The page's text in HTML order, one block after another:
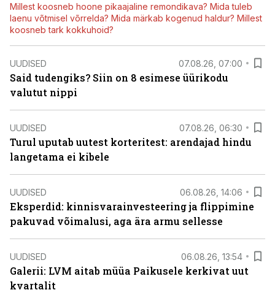
Millest koosneb hoone pikaajaline remondikava? Mida tuleb
laenu võtmisel võrrelda? Mida märkab kogenud haldur? Millest
koosneb tark kokkuhoid?
UUDISED 07.08.26, 07:00
Said tudengiks? Siin on 8 esimese üürikodu
valutut nippi
UUDISED 07.08.26, 06:30
Turul uputab uutest korteritest: arendajad hindu
langetama ei kibele
UUDISED 06.08.26, 14:06
Eksperdid: kinnisvarainvesteering ja flippimine
pakuvad võimalusi, aga ära armu sellesse
UUDISED 06.08.26, 13:54
Galerii: LVM aitab müüa Paikusele kerkivat uut
kvartalit